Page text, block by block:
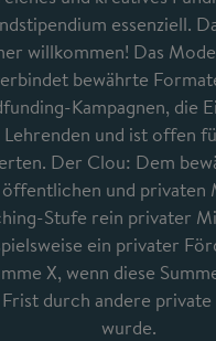
essenziell.
willkommen! Das
bewährte
Kampagnen, die
und ist offen
Der Clou: Dem
und privaten
Stufe rein privater
ein privater
X, wenn diese
durch andere
wurde.